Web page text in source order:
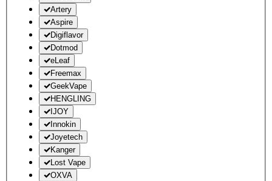
Artery
Aspire
Digiflavor
Dotmod
eLeaf
Freemax
GeekVape
HENGLING
IJOY
Innokin
Joyetech
Kanger
Lost Vape
OXVA